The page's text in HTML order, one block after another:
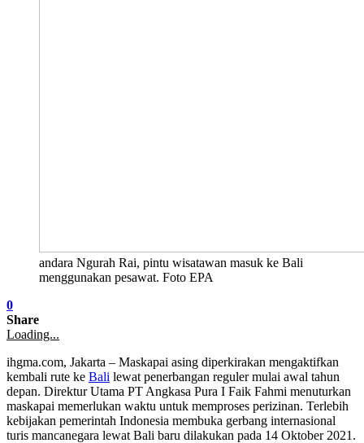
andara Ngurah Rai, pintu wisatawan masuk ke Bali
menggunakan pesawat. Foto EPA
0
Share
Loading...
ihgma.com, Jakarta – Maskapai asing diperkirakan mengaktifkan
kembali rute ke Bali lewat penerbangan reguler mulai awal tahun
depan. Direktur Utama PT Angkasa Pura I Faik Fahmi menuturkan
maskapai memerlukan waktu untuk memproses perizinan. Terlebih
kebijakan pemerintah Indonesia membuka gerbang internasional
turis mancanegara lewat Bali baru dilakukan pada 14 Oktober 2021.